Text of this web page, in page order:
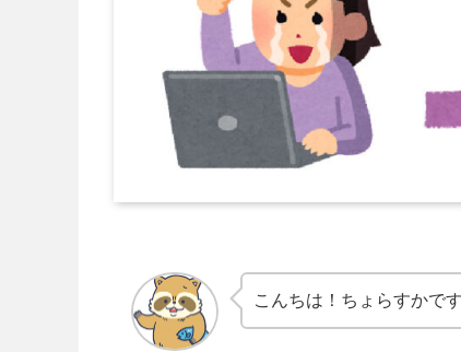
こんちは！ちょらすかです